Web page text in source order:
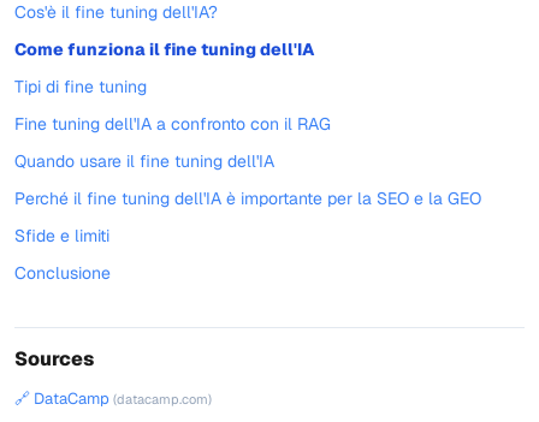
Cos'è il fine tuning dell'IA?
Come funziona il fine tuning dell'IA
Tipi di fine tuning
Fine tuning dell'IA a confronto con il RAG
Quando usare il fine tuning dell'IA
Perché il fine tuning dell'IA è importante per la SEO e la GEO
Sfide e limiti
Conclusione
Sources
🔗 DataCamp (datacamp.com)